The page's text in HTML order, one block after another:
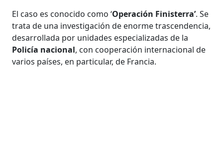
El caso es conocido como ‘Operación Finisterra’. Se
trata de una investigación de enorme trascendencia,
desarrollada por unidades especializadas de la
Policía nacional, con cooperación internacional de
varios países, en particular, de Francia.